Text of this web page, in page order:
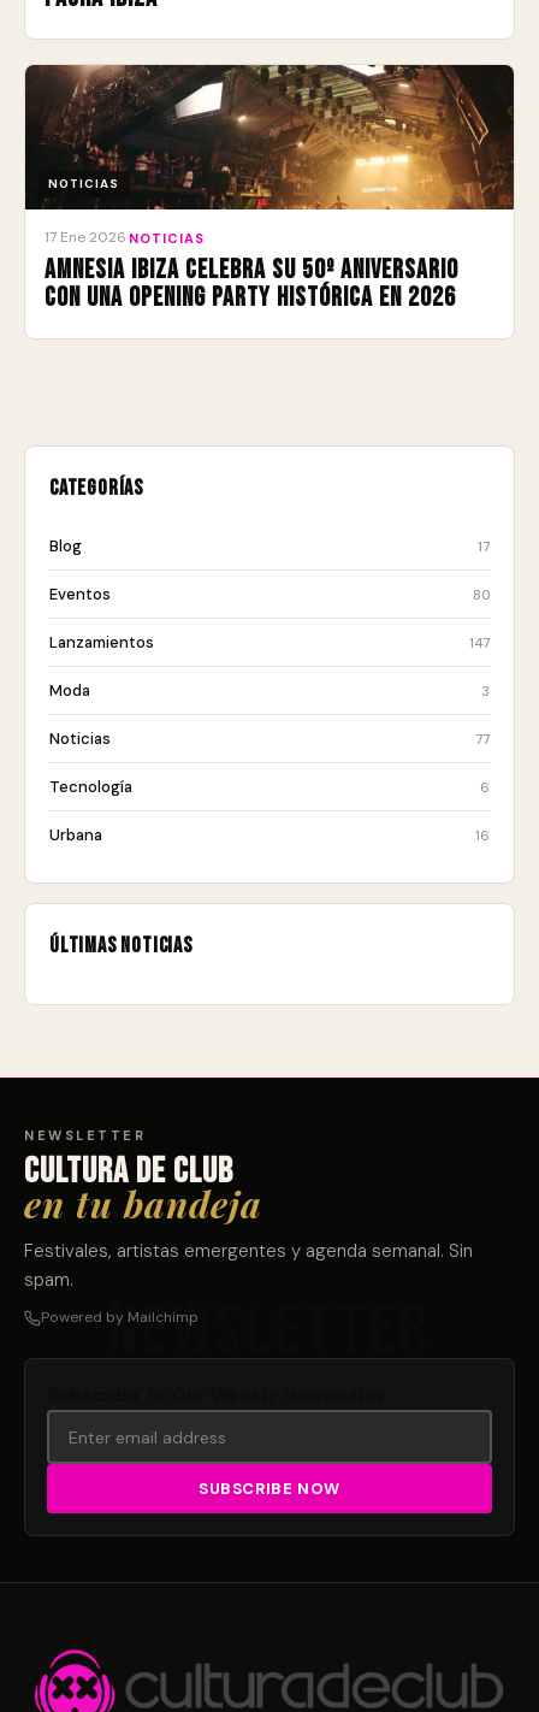
NOTICIAS
17 Ene 2026 NOTICIAS
Amnesia Ibiza celebra su 50º aniversario
con una Opening Party histórica en 2026
Categorías
Blog 17
Eventos 80
Lanzamientos 147
Moda 3
Noticias 77
Tecnología 6
Urbana 16
Últimas noticias
NEWSLETTER
Cultura de club
en tu bandeja
Festivales, artistas emergentes y agenda semanal. Sin
spam.
Powered by Mailchimp